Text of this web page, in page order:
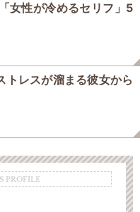
女性が冷めるセリフ」5
トレスが溜まる彼女から
PROFILE